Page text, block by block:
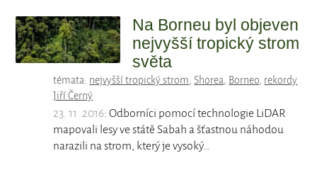
Na Borneu byl objeven
nejvyšší tropický strom
světa
témata: nejvyšší tropický strom,Shorea, Borneo, rekordy
Jiří Černý
23. 11. 2016: Odborníci pomocí technologie LiDAR
mapovali lesy ve státě Sabah a šťastnou náhodou
narazili na strom, který je vysoký…